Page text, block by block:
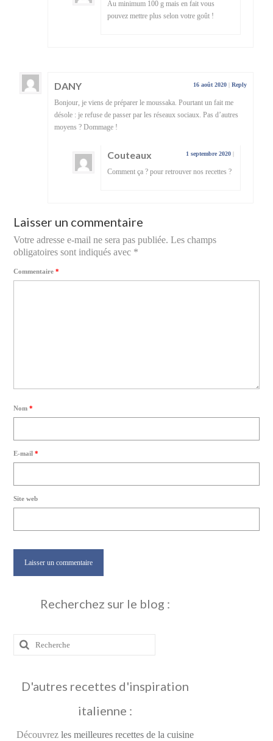
Au minimum 100 g mais en fait vous
pouvez mettre plus selon votre goût !
DANY 16 août 2020 | Reply
Bonjour, je viens de préparer le moussaka. Pourtant un fait me
désole : je refuse de passer par les réseaux sociaux. Pas d’autres
moyens ? Dommage !
Couteaux 1 septembre 2020 |
Comment ça ? pour retrouver nos recettes ?
Laisser un commentaire
Votre adresse e-mail ne sera pas publiée. Les champs
obligatoires sont indiqués avec *
Commentaire*
Nom*
E-mail*
Site web
Recherchez sur le blog :
D'autres recettes d'inspiration
italienne :
Découvrez les meilleures recettes de la cuisine